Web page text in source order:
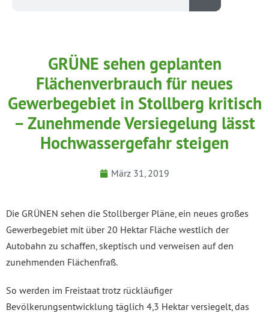
GRÜNE sehen geplanten
Flächenverbrauch für neues
Gewerbegebiet in Stollberg kritisch
– Zunehmende Versiegelung lässt
Hochwassergefahr steigen
März 31, 2019
Die GRÜNEN sehen die Stollberger Pläne, ein neues großes
Gewerbegebiet mit über 20 Hektar Fläche westlich der
Autobahn zu schaffen, skeptisch und verweisen auf den
zunehmenden Flächenfraß.
So werden im Freistaat trotz rückläufiger
Bevölkerungsentwicklung täglich 4,3 Hektar versiegelt, das